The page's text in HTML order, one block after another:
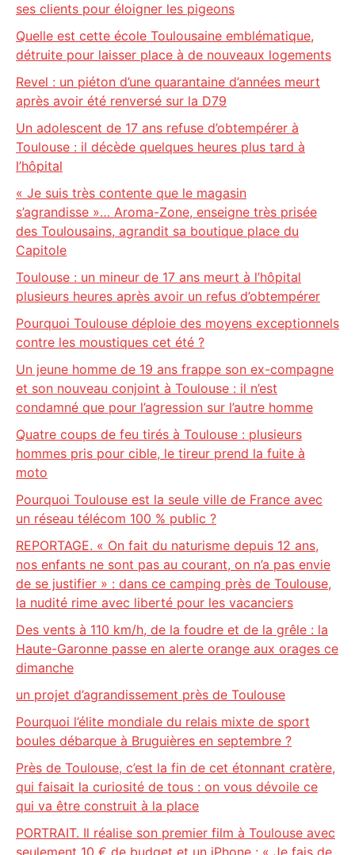
ses clients pour éloigner les pigeons
Quelle est cette école Toulousaine emblématique,
détruite pour laisser place à de nouveaux logements
Revel : un piéton d’une quarantaine d’années meurt
après avoir été renversé sur la D79
Un adolescent de 17 ans refuse d’obtempérer à
Toulouse : il décède quelques heures plus tard à
l’hôpital
« Je suis très contente que le magasin
s’agrandisse »… Aroma-Zone, enseigne très prisée
des Toulousains, agrandit sa boutique place du
Capitole
Toulouse : un mineur de 17 ans meurt à l’hôpital
plusieurs heures après avoir un refus d’obtempérer
Pourquoi Toulouse déploie des moyens exceptionnels
contre les moustiques cet été ?
Un jeune homme de 19 ans frappe son ex-compagne
et son nouveau conjoint à Toulouse : il n’est
condamné que pour l’agression sur l’autre homme
Quatre coups de feu tirés à Toulouse : plusieurs
hommes pris pour cible, le tireur prend la fuite à
moto
Pourquoi Toulouse est la seule ville de France avec
un réseau télécom 100 % public ?
REPORTAGE. « On fait du naturisme depuis 12 ans,
nos enfants ne sont pas au courant, on n’a pas envie
de se justifier » : dans ce camping près de Toulouse,
la nudité rime avec liberté pour les vacanciers
Des vents à 110 km/h, de la foudre et de la grêle : la
Haute-Garonne passe en alerte orange aux orages ce
dimanche
un projet d’agrandissement près de Toulouse
Pourquoi l’élite mondiale du relais mixte de sport
boules débarque à Bruguières en septembre ?
Près de Toulouse, c’est la fin de cet étonnant cratère,
qui faisait la curiosité de tous : on vous dévoile ce
qui va être construit à la place
PORTRAIT. Il réalise son premier film à Toulouse avec
seulement 10 € de budget et un iPhone : « Je fais de